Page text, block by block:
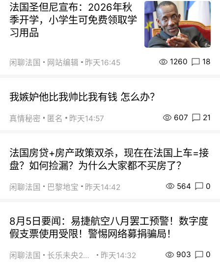
法国圣但尼宣布：2026年秋
季开学，小学生可免费领取学
习用品
闲聊法国 网站编辑 昨天16:45 1260 18
我嫉妒他比我帅比我有钱 怎么办？
真情秘密 匿名 昨天14:57 607 21
法国房贷+房产政策双杀，现在在法国上车=接
盘？如何捡漏？为什么大家都不买房了？
闲聊法国 巴黎地宝 昨天14:42 564 0
8月5日要闻：易捷航空八月罢工预警！数字度
假支票使用受限！警惕网络募捐骗局！
闲聊法国 长乐未央2015 昨天14:32 903 0